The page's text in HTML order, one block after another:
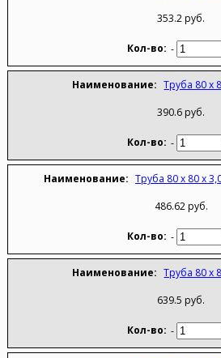
353.2 руб.
-
Труба 80 х
390.6 руб.
-
Труба 80 х 80 х
486.62 руб.
-
Труба 80 х
639.5 руб.
-